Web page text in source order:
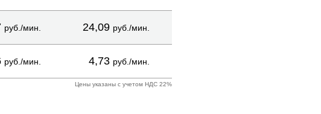
руб./мин. 24,09 руб./мин.
руб./мин. 4,73 руб./мин.
Цены указаны с учетом НДС 22%